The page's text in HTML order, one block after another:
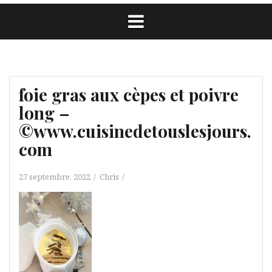
foie gras aux cèpes et poivre
long –
©www.cuisinedetouslesjours.
com
27 septembre, 2022 Chris